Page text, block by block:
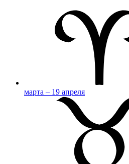
марта – 19 апреля